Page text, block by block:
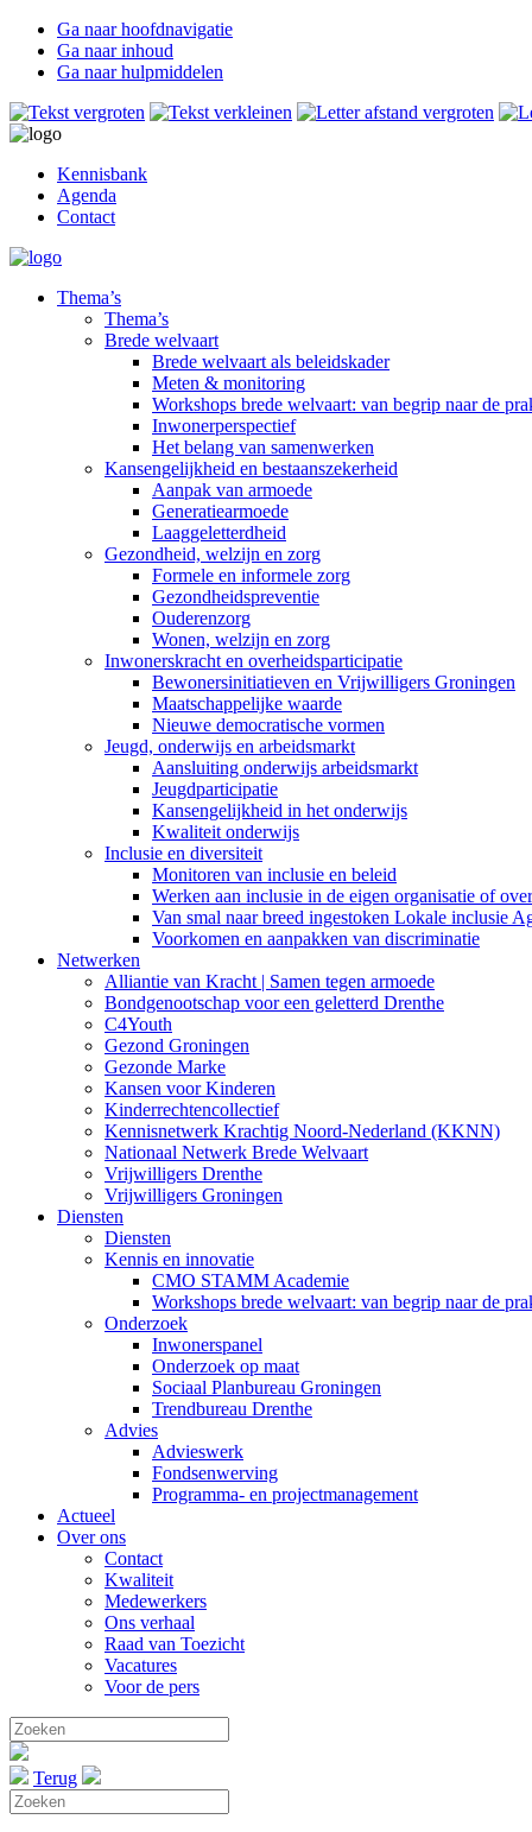
Ga naar hoofdnavigatie
Ga naar inhoud
Ga naar hulpmiddelen
Kennisbank
Agenda
Contact
Thema’s
Thema’s
Brede welvaart
Brede welvaart als beleidskader
Meten & monitoring
Workshops brede welvaart: van begrip naar de
Inwonerperspectief
Het belang van samenwerken
Kansengelijkheid en bestaanszekerheid
Aanpak van armoede
Generatiearmoede
Laaggeletterdheid
Gezondheid, welzijn en zorg
Formele en informele zorg
Gezondheidspreventie
Ouderenzorg
Wonen, welzijn en zorg
Inwonerskracht en overheidsparticipatie
Bewonersinitiatieven en Vrijwilligers Groningen
Maatschappelijke waarde
Nieuwe democratische vormen
Jeugd, onderwijs en arbeidsmarkt
Aansluiting onderwijs arbeidsmarkt
Jeugdparticipatie
Kansengelijkheid in het onderwijs
Kwaliteit onderwijs
Inclusie en diversiteit
Monitoren van inclusie en beleid
Werken aan inclusie in de eigen organisatie of
Van smal naar breed ingestoken Lokale inclusie
Voorkomen en aanpakken van discriminatie
Netwerken
Alliantie van Kracht | Samen tegen armoede
Bondgenootschap voor een geletterd Drenthe
C4Youth
Gezond Groningen
Gezonde Marke
Kansen voor Kinderen
Kinderrechtencollectief
Kennisnetwerk Krachtig Noord-Nederland (KKNN)
Nationaal Netwerk Brede Welvaart
Vrijwilligers Drenthe
Vrijwilligers Groningen
Diensten
Diensten
Kennis en innovatie
CMO STAMM Academie
Workshops brede welvaart: van begrip naar de
Onderzoek
Inwonerspanel
Onderzoek op maat
Sociaal Planbureau Groningen
Trendbureau Drenthe
Advies
Advieswerk
Fondsenwerving
Programma- en projectmanagement
Actueel
Over ons
Contact
Kwaliteit
Medewerkers
Ons verhaal
Raad van Toezicht
Vacatures
Voor de pers
Terug